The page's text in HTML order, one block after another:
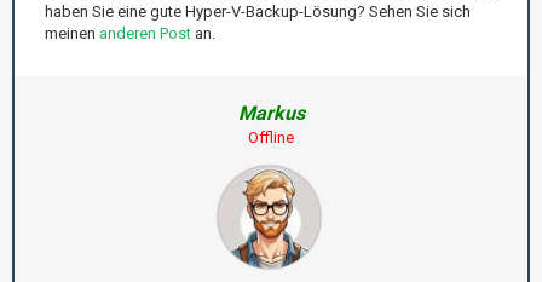
haben Sie eine gute Hyper-V-Backup-Lösung? Sehen Sie sich
meinen anderen Post an.
Markus
Offline